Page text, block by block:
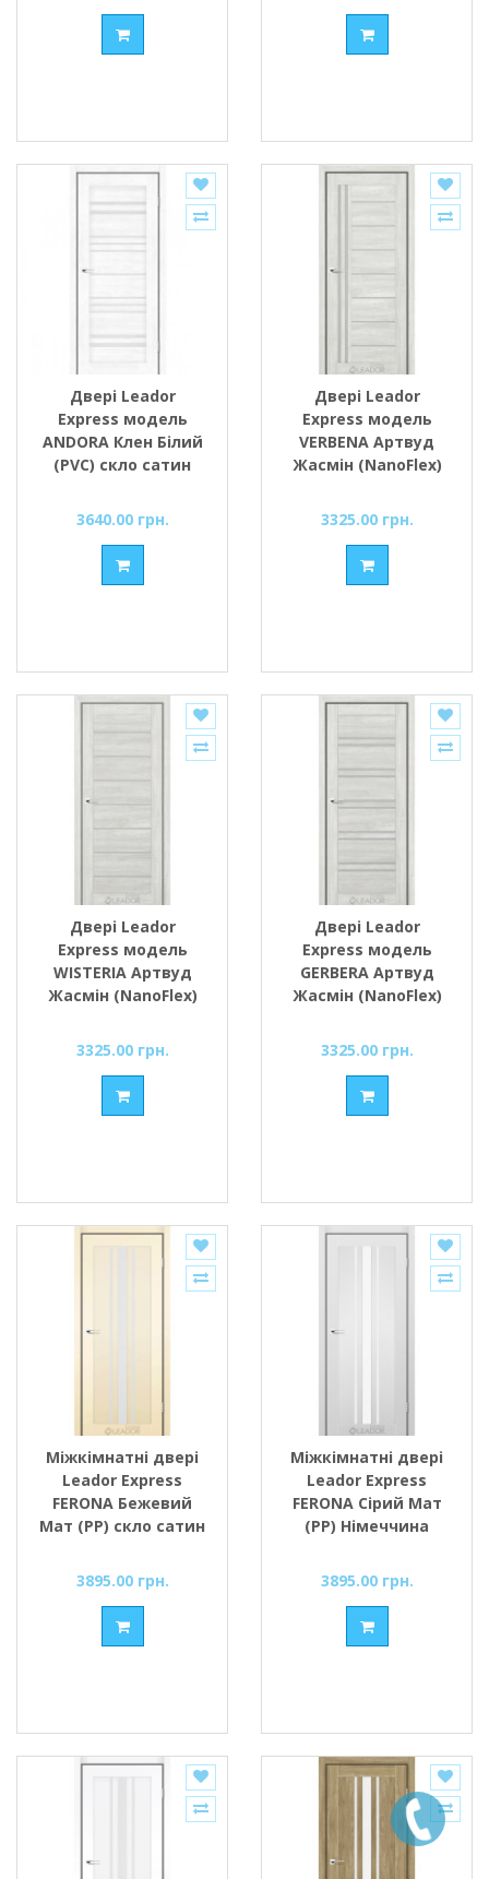
Двері Leador
Express модель
ANDORA Клен Білий
(PVC) скло сатин
3640.00 грн.
Двері Leador
Express модель
VERBENA Артвуд
Жасмін (NanoFlex)
чорне
3325.00 грн.
Двері Leador
Express модель
WISTERIA Артвуд
Жасмін (NanoFlex)
чорне
3325.00 грн.
Двері Leador
Express модель
GERBERA Артвуд
Жасмін (NanoFlex)
чорне
3325.00 грн.
Міжкімнатні двері
Leador Express
FERONA Бежевий
Мат (PP) скло сатин
3895.00 грн.
Міжкімнатні двері
Leador Express
FERONA Сірий Мат
(PP) Німеччина
чорне
3895.00 грн.